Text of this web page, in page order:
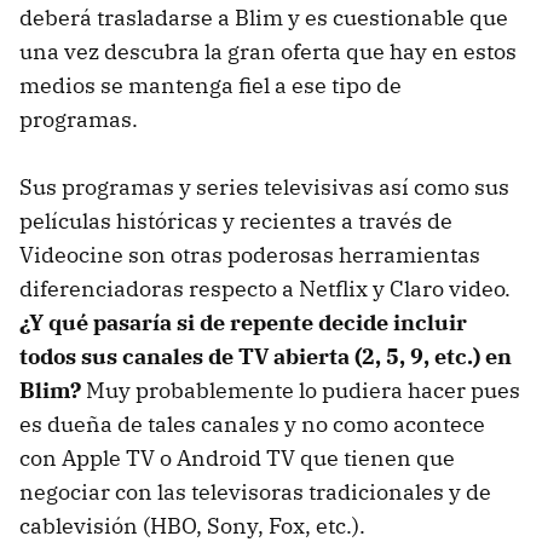
deberá trasladarse a Blim y es cuestionable que
una vez descubra la gran oferta que hay en estos
medios se mantenga fiel a ese tipo de
programas.
Sus programas y series televisivas así como sus
películas históricas y recientes a través de
Videocine son otras poderosas herramientas
diferenciadoras respecto a Netflix y Claro video.
¿Y qué pasaría si de repente decide incluir
todos sus canales de TV abierta (2, 5, 9, etc.) en
Blim? Muy probablemente lo pudiera hacer pues
es dueña de tales canales y no como acontece
con Apple TV o Android TV que tienen que
negociar con las televisoras tradicionales y de
cablevisión (HBO, Sony, Fox, etc.).